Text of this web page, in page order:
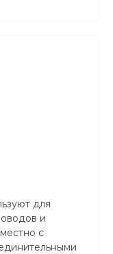
для
и
с